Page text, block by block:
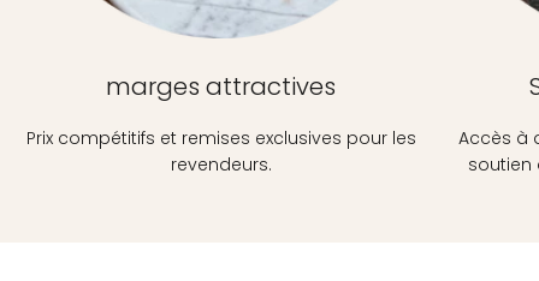
marges attractives
Prix ​​compétitifs et remises exclusives pour les
revendeurs.
Accès à
soutien